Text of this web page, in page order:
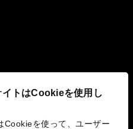
イトはCookieを使用し
Cookieを使って、ユーザー